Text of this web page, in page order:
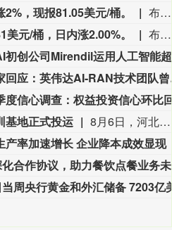
，现报81.05美元/桶。
布伦特原油日内涨2%，现报81.05美元/桶。
元/桶，日内涨2.00%。
布伦特原油突破81美元/桶，日内涨2.00%。
深圳佳
基地正式投运
8月6日，河北雄安新区首届人工智能实训班开班，这标志着雄安人工智能实训基地正式投运。 雄安人工智能实训基地位于雄安新区启动区科学园片区，占地约53亩、建筑面积7万平方米。截至目前，雄安人工智能实训基地已开设先导班11期，覆盖460余人次。 据了解，雄安人工智能实训基地聚焦“AI+IT”实训赛道，以“真面向产业、真岗位实练、真市场运营”为特色，采用“运营公司+实训基地+人才学院”三位一体模式，联动多家头部企业，打造企业级、行业级、国家级全链条认证与赛训体系，覆盖从基础技能到高端研发的全层级人才培养。（新华社）
产率加速增长 企业降本成效显现